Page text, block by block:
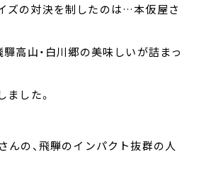
ズの対決を制したのは…本仮屋さ
高山・白川郷の美味しいが詰まっ
ました。
んの、飛騨のインパクト抜群の人